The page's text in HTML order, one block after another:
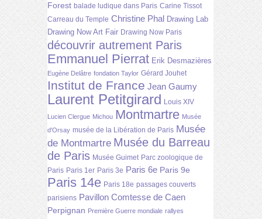
Forest balade ludique dans Paris Carine Tissot
Carreau du Temple Christine Phal Drawing Lab
Drawing Now Art Fair Drawing Now Paris
découvrir autrement Paris
Emmanuel Pierrat Erik Desmazières
Eugène Delâtre fondation Taylor Gérard Jouhet
Institut de France Jean Gaumy
Laurent Petitgirard Louis XIV
Lucien Clergue Michou Montmartre Musée
d'Orsay musée de la Libération de Paris Musée
de Montmartre Musée du Barreau
de Paris Musée Guimet Parc zoologique de
Paris Paris 1er Paris 3e Paris 6e Paris 9e
Paris 14e Paris 18e passages couverts
parisiens Pavillon Comtesse de Caen
Perpignan Première Guerre mondiale rallyes